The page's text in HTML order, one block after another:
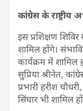
कांग्रेस के
इस प्रशिक्षण
शामिल होंगे।
कार्यक्रम में शामिल
सुप्रिया श्रीनेत,
प्रभारी हरीश
सिंघार भी शामिल